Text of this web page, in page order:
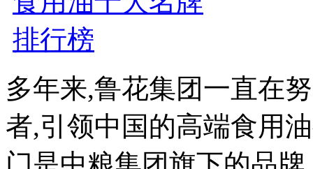
多年来,鲁花集团一直在
者,引领中国的高端食用